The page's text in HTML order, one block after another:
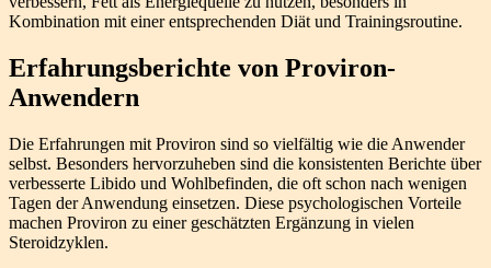
Kombination mit einer entsprechenden Diät und Trainingsroutine.
Erfahrungsberichte von Proviron-
Anwendern
Die Erfahrungen mit Proviron sind so vielfältig wie die Anwender
selbst. Besonders hervorzuheben sind die konsistenten Berichte über
verbesserte Libido und Wohlbefinden, die oft schon nach wenigen
Tagen der Anwendung einsetzen. Diese psychologischen Vorteile
machen Proviron zu einer geschätzten Ergänzung in vielen
Steroidzyklen.